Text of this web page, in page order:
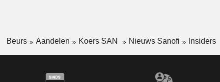
Beurs Aandelen Koers SAN Nieuws Sanofi Insiders